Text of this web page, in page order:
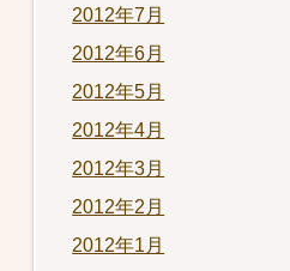
2012年7月
2012年6月
2012年5月
2012年4月
2012年3月
2012年2月
2012年1月